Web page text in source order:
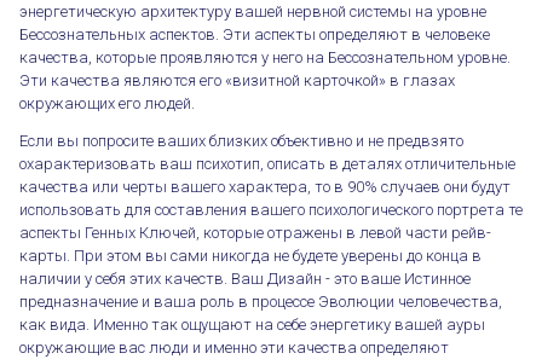
энергетическую архитектуру вашей нервной системы на уровне
Бессознательных аспектов. Эти аспекты определяют в человеке
качества, которые проявляются у него на Бессознательном уровне.
Эти качества являются его «визитной карточкой» в глазах
окружающих его людей.
Если вы попросите ваших близких объективно и не предвзято
охарактеризовать ваш психотип, описать в деталях отличительные
качества или черты вашего характера, то в 90% случаев они будут
использовать для составления вашего психологического портрета те
аспекты Генных Ключей, которые отражены в левой части рейв-
карты. При этом вы сами никогда не будете уверены до конца в
наличии у себя этих качеств. Ваш Дизайн - это ваше Истинное
предназначение и ваша роль в процессе Эволюции человечества,
как вида. Именно так ощущают на себе энергетику вашей ауры
окружающие вас люди и именно эти качества определяют